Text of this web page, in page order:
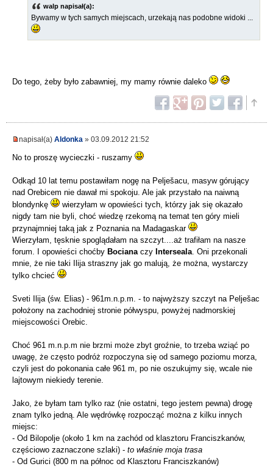
walp napisał(a):
Bywamy w tych samych miejscach, urzekają nas podobne widoki ...
Do tego, żeby było zabawniej, my mamy równie daleko
napisał(a) Aldonka » 03.09.2012 21:52
No to proszę wycieczki - ruszamy
Odkąd 10 lat temu postawiłam nogę na Pelješacu, masyw górujący
nad Orebicem nie dawał mi spokoju. Ale jak przystało na naiwną
blondynkę
wierzyłam w opowieści tych, którzy jak się okazało
nigdy tam nie byli, choć wiedzę rzekomą na temat ten góry mieli
przynajmniej taką jak z Poznania na Madagaskar
Wierzyłam, tęsknie spoglądałam na szczyt....aż trafiłam na nasze
forum. I opowieści choćby Bociana czy Interseala . Oni przekonali
mnie, że nie taki Ilija straszny jak go malują, że można, wystarczy
tylko chcieć
Sveti Ilija (św. Elias) - 961m.n.p.m. - to najwyższy szczyt na Pelješac
położony na zachodniej stronie półwyspu, powyżej nadmorskiej
miejscowości Orebic.
Choć 961 m.n.p.m nie brzmi może zbyt groźnie, to trzeba wziąć po
uwagę, że często podróż rozpoczyna się od samego poziomu morza,
czyli jest do pokonania całe 961 m, po nie oszukujmy się, wcale nie
lajtowym niekiedy terenie.
Jako, że byłam tam tylko raz (nie ostatni, tego jestem pewna) drogę
znam tylko jedną. Ale wędrówkę rozpocząć można z kilku innych
miejsc:
- Od Bilopolje (około 1 km na zachód od klasztoru Franciszkanów,
częściowo zaznaczone szlaki) - to właśnie moja trasa
- Od Gurici (800 m na północ od Klasztoru Franciszkanów)